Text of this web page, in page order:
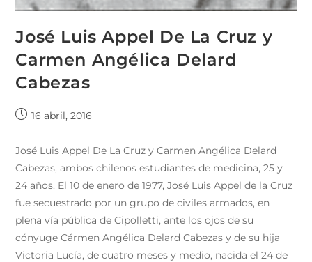
José Luis Appel De La Cruz y
Carmen Angélica Delard
Cabezas
16 abril, 2016
José Luis Appel De La Cruz y Carmen Angélica Delard
Cabezas, ambos chilenos estudiantes de medicina, 25 y
24 años. El 10 de enero de 1977, José Luis Appel de la Cruz
fue secuestrado por un grupo de civiles armados, en
plena vía pública de Cipolletti, ante los ojos de su
cónyuge Cármen Angélica Delard Cabezas y de su hija
Victoria Lucía, de cuatro meses y medio, nacida el 24 de